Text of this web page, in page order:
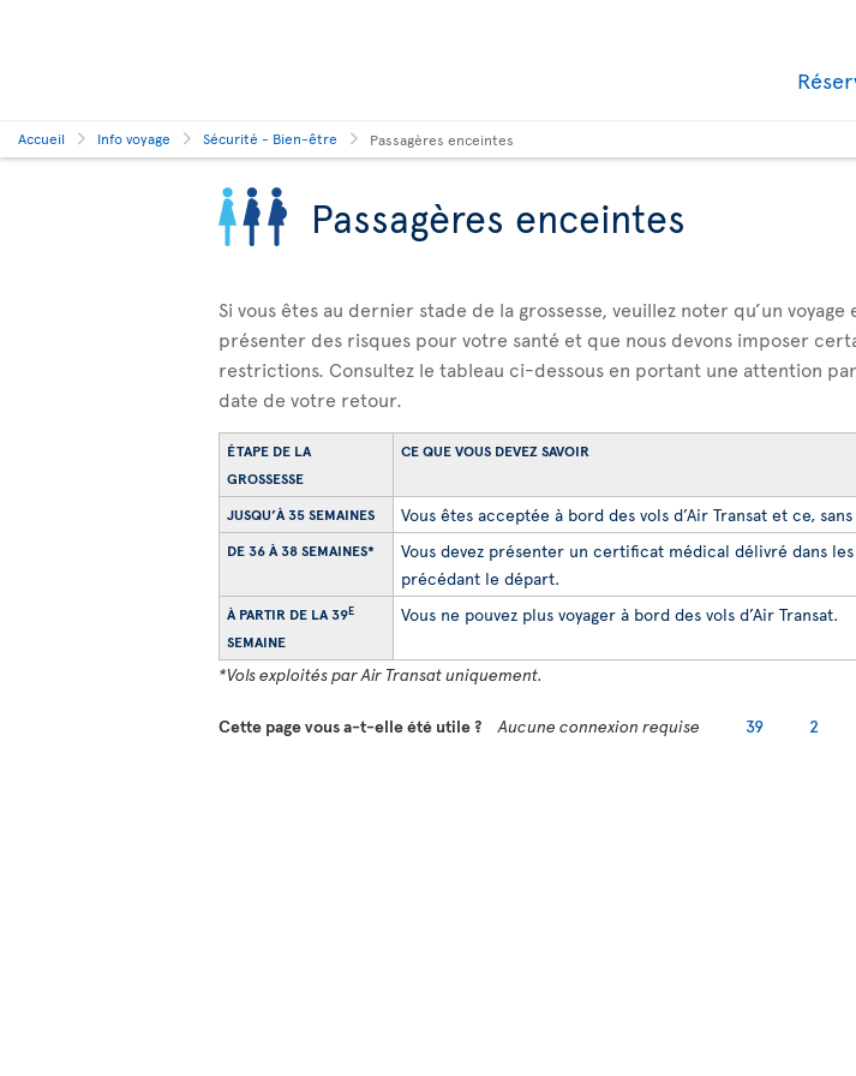
Accueil Info voyage Sécurité - Bien-être Passagères enceintes
Passagères enceintes
Si vous êtes au dernier stade de la grossesse, veuillez noter qu’un voyage
présenter des risques pour votre santé et que nous devons imposer
restrictions. Consultez le tableau ci-dessous en portant une attention
date de votre retour.
ÉTAPE DE LA
GROSSESSE
CE QUE VOUS DEVEZ SAVOIR
JUSQU’À 35 SEMAINES Vous êtes acceptée à bord des vols d’Air Transat et ce,
DE 36 À 38 SEMAINES*
Vous devez présenter un certificat médical délivré dans
précédant le départ.
À PARTIR DE LA 39E
SEMAINE
Vous ne pouvez plus voyager à bord des vols d’Air Transat.
*Vols exploités par Air Transat uniquement.
Cette page vous a-t-elle été utile ? Aucune connexion requise 39 2